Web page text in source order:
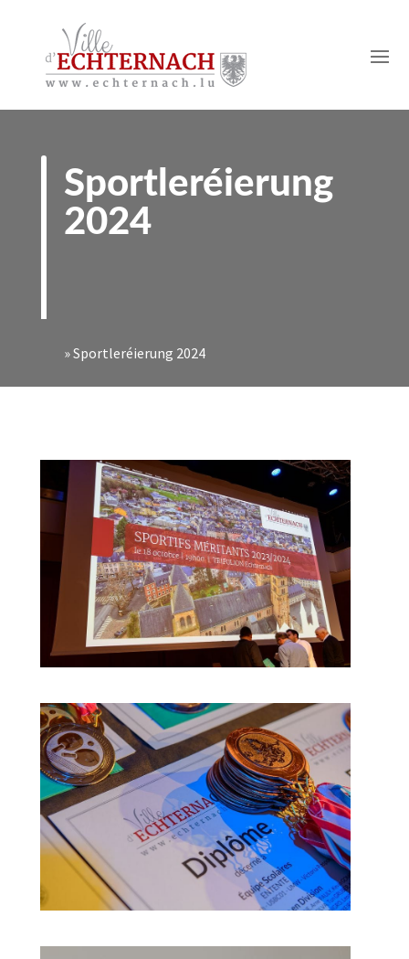
Sportleréierung
2024
»Sportleréierung 2024